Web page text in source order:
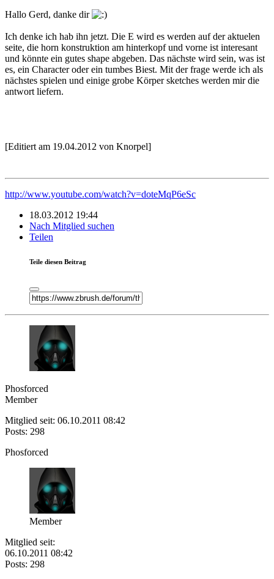
Hallo Gerd, danke dir
Ich denke ich hab ihn jetzt. Die E wird es werden auf der aktuelen
seite, die horn konstruktion am hinterkopf und vorne ist interesant
und könnte ein gutes shape abgeben. Das nächste wird sein, was ist
es, ein Character oder ein tumbes Biest. Mit der frage werde ich als
nächstes spielen und einige grobe Körper sketches werden mir die
antwort liefern.
[Editiert am 19.04.2012 von Knorpel]
http://www.youtube.com/watch?v=doteMqP6eSc
18.03.2012 19:44
Nach Mitglied suchen
Teilen
Teile diesen Beitrag
Phosforced
Member
Mitglied seit: 06.10.2011 08:42
Posts: 298
Phosforced
Member
Mitglied seit:
06.10.2011 08:42
Posts: 298